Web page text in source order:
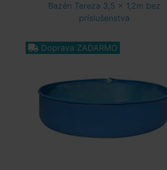
Bazén Tereza 3,5 x 1,2m bez
príslušenstva
Doprava ZADARMO